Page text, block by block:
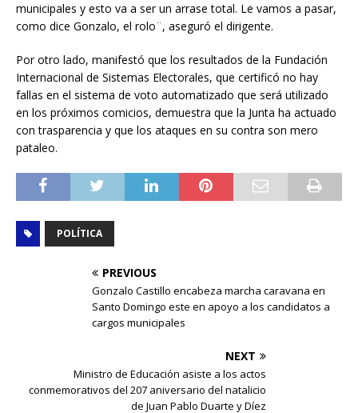
municipales y esto va a ser un arrase total. Le vamos a pasar,
como dice Gonzalo, el rolo¨, aseguró el dirigente.
Por otro lado, manifestó que los resultados de la Fundación
Internacional de Sistemas Electorales, que certificó no hay
fallas en el sistema de voto automatizado que será utilizado
en los próximos comicios, demuestra que la Junta ha actuado
con trasparencia y que los ataques en su contra son mero
pataleo.
POLÍTICA
PREVIOUS
Gonzalo Castillo encabeza marcha caravana en
Santo Domingo este en apoyo a los candidatos a
cargos municipales
NEXT
Ministro de Educación asiste a los actos
conmemorativos del 207 aniversario del natalicio
de Juan Pablo Duarte y Díez